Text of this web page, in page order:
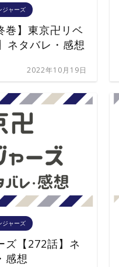
ジャーズ
巻】東京卍リベ
ネタバレ・感想
2022年10月19日
ジャーズ
ズ【272話】ネ
感想